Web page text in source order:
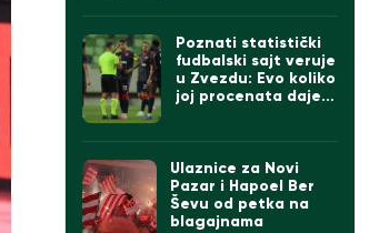
Poznati statistički
fudbalski sajt veruje
u Zvezdu: Evo koliko
joj procenata daje
Ulaznice za Novi
Pazar i Hapoel Ber
Ševu od petka na
blagajnama